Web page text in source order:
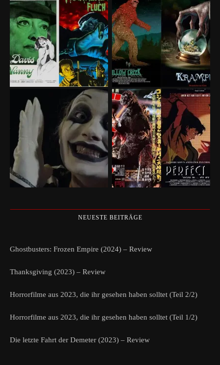
NEUESTE BEITRÄGE
Ghostbusters: Frozen Empire (2024) – Review
Thanksgiving (2023) – Review
Horrorfilme aus 2023, die ihr gesehen haben solltet (Teil 2/2)
Horrorfilme aus 2023, die ihr gesehen haben solltet (Teil 1/2)
Die letzte Fahrt der Demeter (2023) – Review